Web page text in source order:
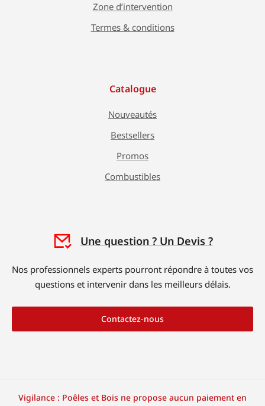
Zone d’intervention
Termes & conditions
Catalogue
Nouveautés
Bestsellers
Promos
Combustibles
Une question ? Un Devis ?
Nos professionnels experts pourront répondre à toutes vos
questions et intervenir dans les meilleurs délais.
Contactez-nous
Vigilance : Poêles et Bois ne propose aucun paiement en